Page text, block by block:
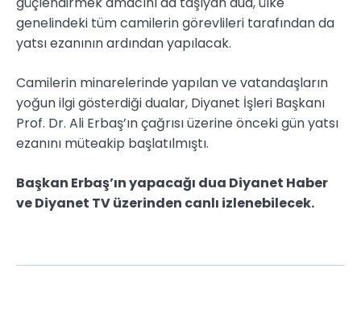
genelindeki tüm camilerin görevlileri tarafından da
yatsı ezanının ardından yapılacak.
Camilerin minarelerinde yapılan ve vatandaşların
yoğun ilgi gösterdiği dualar, Diyanet İşleri Başkanı
Prof. Dr. Ali Erbaş’ın çağrısı üzerine önceki gün yatsı
ezanını müteakip başlatılmıştı.
Başkan Erbaş’ın yapacağı dua Diyanet Haber
ve Diyanet TV üzerinden canlı izlenebilecek.